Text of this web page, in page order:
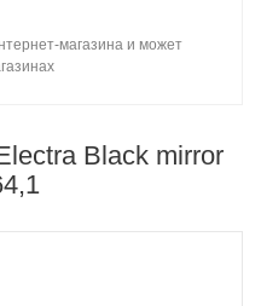
магазина и может
Black mirror